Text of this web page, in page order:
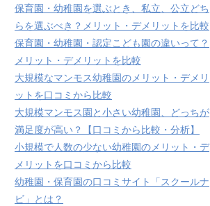
保育園・幼稚園を選ぶとき、私立、公立どち
らを選ぶべき？メリット・デメリットを比較
保育園・幼稚園・認定こども園の違いって？
メリット・デメリットを比較
大規模なマンモス幼稚園のメリット・デメリ
ットを口コミから比較
大規模マンモス園と小さい幼稚園、どっちが
満足度が高い？【口コミから比較・分析】
小規模で人数の少ない幼稚園のメリット・デ
メリットを口コミから比較
幼稚園・保育園の口コミサイト「スクールナ
ビ」とは？